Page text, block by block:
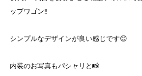
ップワゴン‼️
シンプルなデザインが良い感じです😊
内装のお写真もパシャリと📸